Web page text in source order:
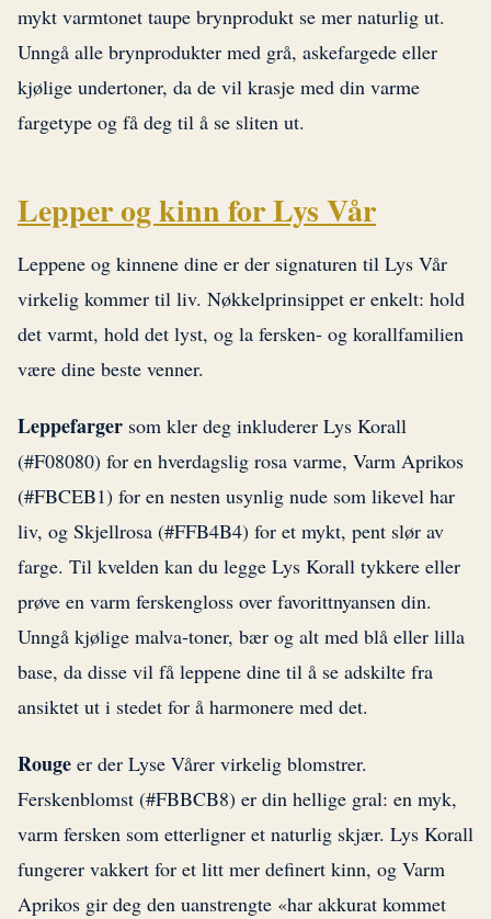
mykt varmtonet taupe brynprodukt se mer naturlig ut.
Unngå alle brynprodukter med grå, askefargede eller
kjølige undertoner, da de vil krasje med din varme
fargetype og få deg til å se sliten ut.
Lepper og kinn for Lys Vår
Leppene og kinnene dine er der signaturen til Lys Vår
virkelig kommer til liv. Nøkkelprinsippet er enkelt: hold
det varmt, hold det lyst, og la fersken- og korallfamilien
være dine beste venner.
Leppefarger som kler deg inkluderer Lys Korall
(#F08080) for en hverdagslig rosa varme, Varm Aprikos
(#FBCEB1) for en nesten usynlig nude som likevel har
liv, og Skjellrosa (#FFB4B4) for et mykt, pent slør av
farge. Til kvelden kan du legge Lys Korall tykkere eller
prøve en varm ferskengloss over favorittnyansen din.
Unngå kjølige malva-toner, bær og alt med blå eller lilla
base, da disse vil få leppene dine til å se adskilte fra
ansiktet ut i stedet for å harmonere med det.
Rouge er der Lyse Vårer virkelig blomstrer.
Ferskenblomst (#FBBCB8) er din hellige gral: en myk,
varm fersken som etterligner et naturlig skjær. Lys Korall
fungerer vakkert for et litt mer definert kinn, og Varm
Aprikos gir deg den uanstrengte «har akkurat kommet